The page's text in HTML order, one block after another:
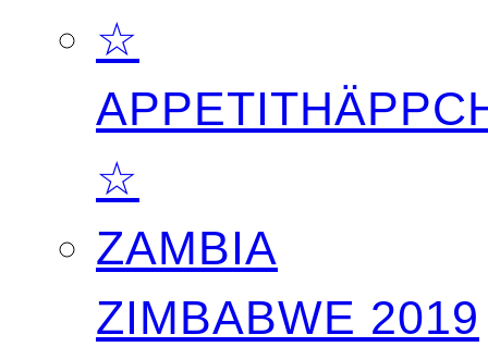
☆
☆
ZAMBIA
ZIMBABWE 2019